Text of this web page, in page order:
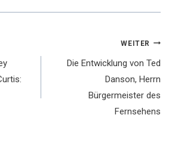
WEITER
Die Entwicklung von Ted
Danson, Herrn
Bürgermeister des
Fernsehens